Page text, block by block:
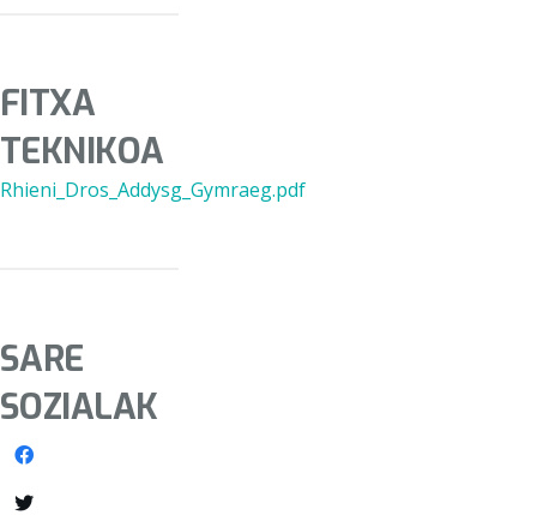
FITXA
TEKNIKOA
Rhieni_Dros_Addysg_Gymraeg.pdf
SARE
SOZIALAK